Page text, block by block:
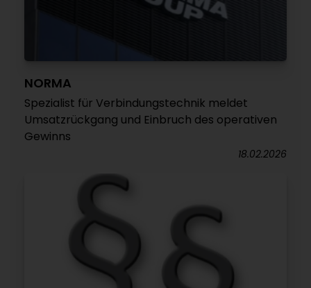
NORMA
Spezialist für Verbindungstechnik meldet
Umsatzrückgang und Einbruch des operativen
Gewinns
18.02.2026